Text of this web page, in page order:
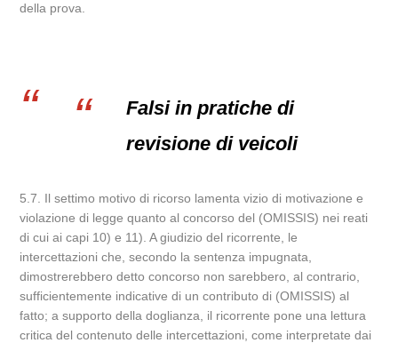
della prova.
Falsi in pratiche di
revisione di veicoli
5.7. Il settimo motivo di ricorso lamenta vizio di motivazione e
violazione di legge quanto al concorso del (OMISSIS) nei reati
di cui ai capi 10) e 11). A giudizio del ricorrente, le
intercettazioni che, secondo la sentenza impugnata,
dimostrerebbero detto concorso non sarebbero, al contrario,
sufficientemente indicative di un contributo di (OMISSIS) al
fatto; a supporto della doglianza, il ricorrente pone una lettura
critica del contenuto delle intercettazioni, come interpretate dai